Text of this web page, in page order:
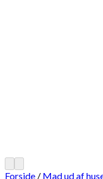
Forside / Mad ud af